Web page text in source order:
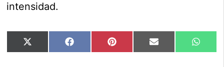
intensidad.
Compartir
en
X
(Twitter)
Compartir
en
Facebook Compartir
en
Pinterest Compartir
en
Email
en